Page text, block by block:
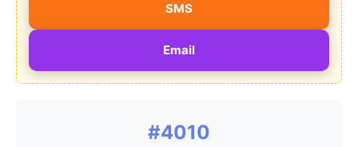
SMS
Email
#4010